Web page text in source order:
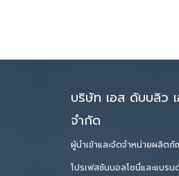
บริษัท เอส ดับบลิว
จำกัด
ผู้นำเข้าและจัดจำหน่ายผลิต
โปรเฟสชันนอลโซนี่และแบร